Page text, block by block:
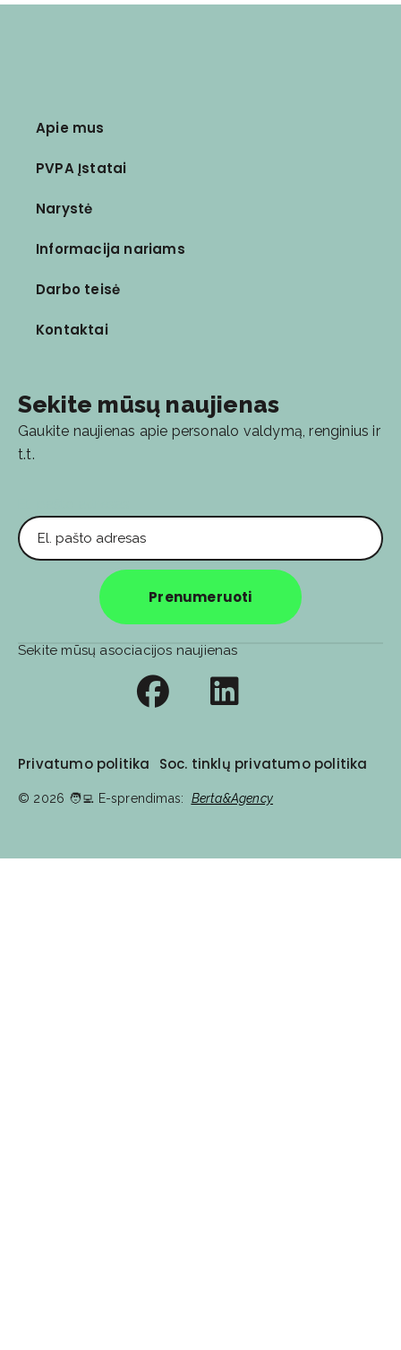
Apie mus
PVPA Įstatai
Narystė
Informacija nariams
Darbo teisė
Kontaktai
Sekite mūsų naujienas
Gaukite naujienas apie personalo valdymą, renginius ir
t.t.
Prenumeruoti
Privatumo politika Soc. tinklų privatumo politika
© 2026 🧑‍💻️ E-sprendimas: Berta&Agency
Sekite mūsų asociacijos naujienas